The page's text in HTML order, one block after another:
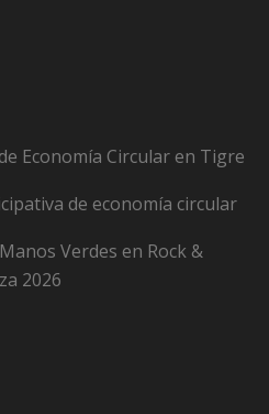
Economía Circular en Tigre
de economía circular
Verdes en Rock &
2026